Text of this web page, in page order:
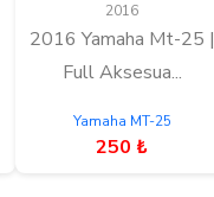
2016
2016 Yamaha Mt-25 |
Full Aksesua...
Yamaha MT-25
250 ₺